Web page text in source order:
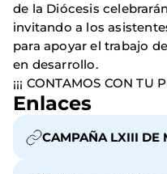
de la Diócesis
invitando a los
para apoyar el trabajo
en desarrollo.
¡¡¡ CONTAMOS CON TU
Enlaces
CAMPAÑA LXIII DE